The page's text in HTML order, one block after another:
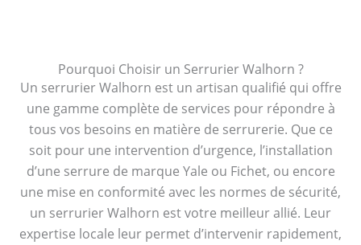
Pourquoi Choisir un Serrurier Walhorn ?
Un serrurier Walhorn est un artisan qualifié qui offre
une gamme complète de services pour répondre à
tous vos besoins en matière de serrurerie. Que ce
soit pour une intervention d’urgence, l’installation
d’une serrure de marque Yale ou Fichet, ou encore
une mise en conformité avec les normes de sécurité,
un serrurier Walhorn est votre meilleur allié. Leur
expertise locale leur permet d’intervenir rapidement,